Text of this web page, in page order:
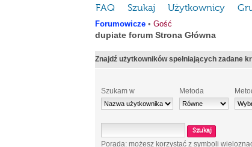
FAQ Szukaj Użytkownicy
Forumowicze • Gość
dupiate forum Strona Główna
Znajdź użytkowników spełniających zadane
Szukam w Metoda
Porada: możesz korzystać z symboli